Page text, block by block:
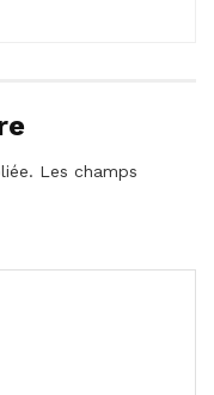
Les champs